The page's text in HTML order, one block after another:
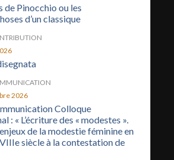
de Pinocchio ou les
d’un classique
2026
Colloque
: « L’écriture des « modestes ».
de la modestie féminine en
siècle à la contestation de